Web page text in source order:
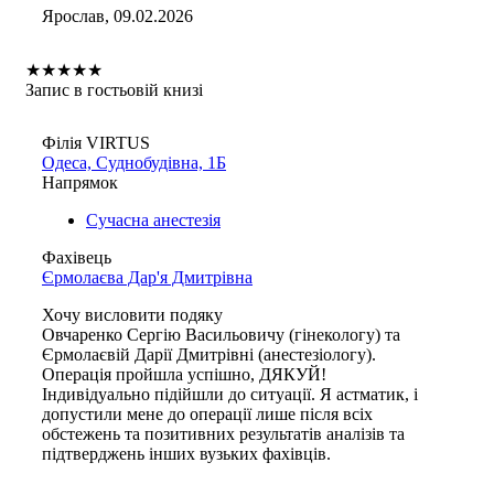
Ярослав, 09.02.2026
★★★★★
Запис в гостьовій книзі
Філія VIRTUS
Одеса, Суднобудівна, 1Б
Напрямок
Сучасна анестезія
Фахівець
Єрмолаєва Дар'я Дмитрівна
Хочу висловити подяку
Овчаренко Сергію Васильовичу (гінекологу) та
Єрмолаєвій Дарії Дмитрівні (анестезіологу).
Операція пройшла успішно, ДЯКУЙ!
Індивідуально підійшли до ситуації. Я астматик, і
допустили мене до операції лише після всіх
обстежень та позитивних результатів аналізів та
підтверджень інших вузьких фахівців.